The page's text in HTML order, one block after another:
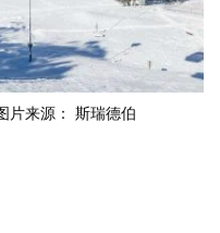
片来源： 斯瑞德伯